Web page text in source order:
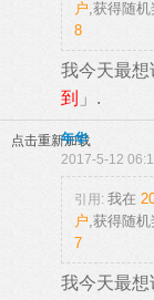
户,获得随机
8
我今天最想
到 」.
点击重新加载
年华
2017-5-12
引用: 我在
户,获得随机
7
我今天最想